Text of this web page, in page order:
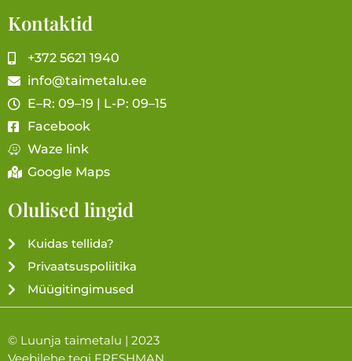
Kontaktid
+372 5621 1940
info@taimetalu.ee
E–R: 09–19 | L-P: 09–15
Facebook
Waze link
Google Maps
Olulised lingid
Kuidas tellida?
Privaatsuspoliitika
Müügitingimused
© Luunja taimetalu | 2023